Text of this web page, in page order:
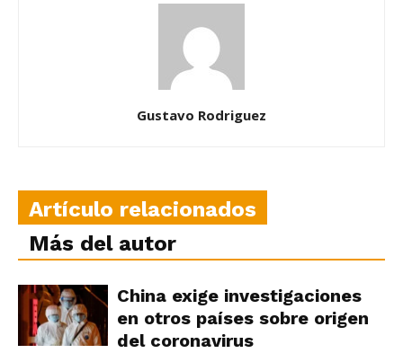
Gustavo Rodriguez
Artículo relacionados
Más del autor
China exige investigaciones
en otros países sobre origen
del coronavirus